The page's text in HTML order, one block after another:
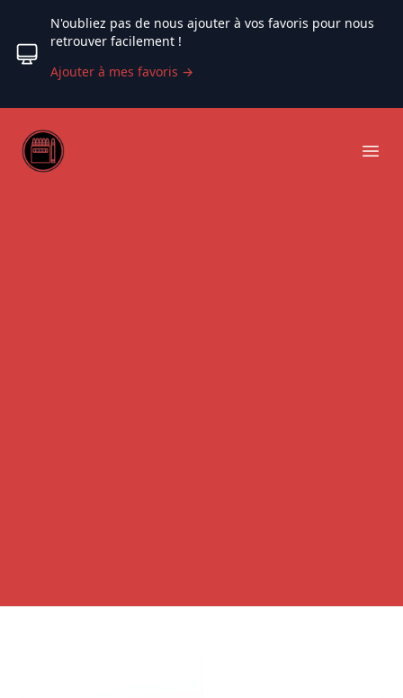
N'oubliez pas de nous ajouter à vos favoris pour nous
retrouver facilement !
Ajouter à mes favoris →
Web coloriage